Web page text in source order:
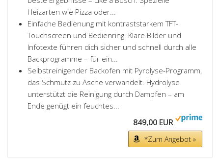
Heizarten wie Pizza oder...
Einfache Bedienung mit kontraststarkem TFT-
Touchscreen und Bedienring. Klare Bilder und
Infotexte führen dich sicher und schnell durch alle
Backprogramme – für ein...
Selbstreinigender Backofen mit Pyrolyse-Programm,
das Schmutz zu Asche verwandelt. Hydrolyse
unterstützt die Reinigung durch Dampfen – am
Ende genügt ein feuchtes...
849,00 EUR
*Zum Angebot »